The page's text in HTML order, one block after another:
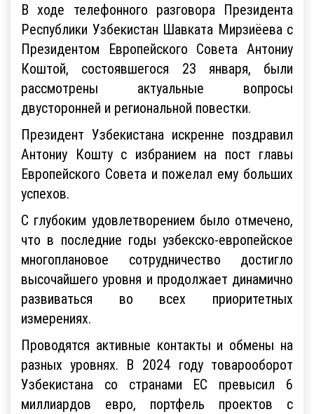
В ходе телефонного разговора Президента
Республики Узбекистан Шавката Мирзиёева с
Президентом Европейского Совета Антониу
Коштой, состоявшегося 23 января, были
рассмотрены актуальные вопросы
двусторонней и региональной повестки.
Президент Узбекистана искренне поздравил
Антониу Кошту с избранием на пост главы
Европейского Совета и пожелал ему больших
успехов.
С глубоким удовлетворением было отмечено,
что в последние годы узбекско-европейское
многоплановое сотрудничество достигло
высочайшего уровня и продолжает динамично
развиваться во всех приоритетных
измерениях.
Проводятся активные контакты и обмены на
разных уровнях. В 2024 году товарооборот
Узбекистана со странами ЕС превысил 6
миллиардов евро, портфель проектов с